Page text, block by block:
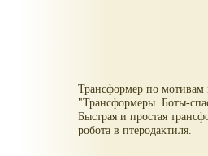
Трансформер по мотивам
"Трансформеры. Боты-
Быстрая и простая
робота в птеродактиля.